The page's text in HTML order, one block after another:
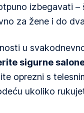
izbegavati
za žene i do
u
sigurne
oprezni s
ukoliko